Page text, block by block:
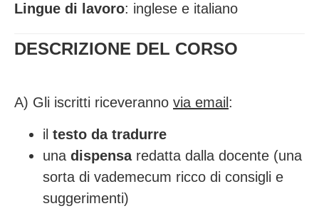
Lingue di lavoro: inglese e italiano
DESCRIZIONE DEL CORSO
A) Gli iscritti riceveranno via email :
il testo da tradurre
una dispensaredatta dalla docente (una
sorta di vademecum ricco di consigli e
suggerimenti)